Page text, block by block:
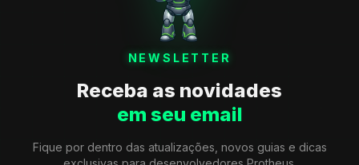
NEWSLETTER
Receba as novidades
em seu email
Fique por dentro das atualizações, novos guias e dicas